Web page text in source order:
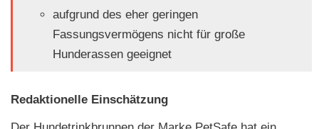
aufgrund des eher geringen
Fassungsvermögens nicht für große
Hunderassen geeignet
Redaktionelle Einschätzung